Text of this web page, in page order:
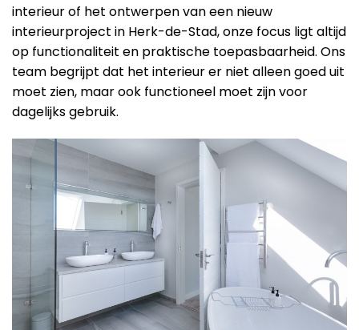
interieur of het ontwerpen van een nieuw
interieurproject in Herk-de-Stad, onze focus ligt altijd
op functionaliteit en praktische toepasbaarheid. Ons
team begrijpt dat het interieur er niet alleen goed uit
moet zien, maar ook functioneel moet zijn voor
dagelijks gebruik.